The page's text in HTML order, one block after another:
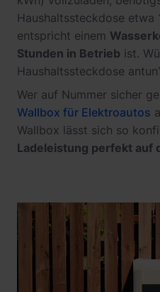
Haushaltssteckdose etwa
entspricht einem
Stunden in Betrieb ist.
Haushaltssteckdose
Wer auf Nummer sicher
Wallbox für Elektroautos
Wallbox lässt sich so
Ladeleistung perfekt auf